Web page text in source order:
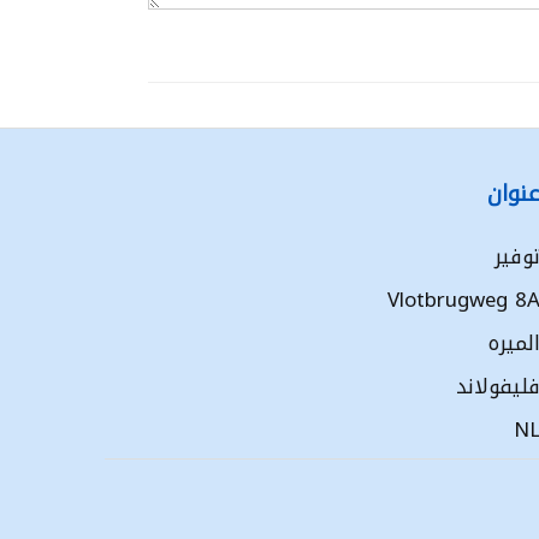
عنوان
توفير
Vlotbrugweg 8A
الميره
فليفولاند
NL